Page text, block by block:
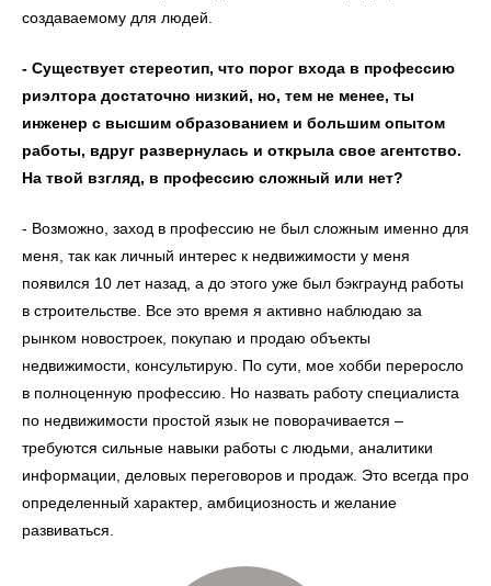
создаваемому для людей.
- Существует стереотип, что порог входа в профессию
риэлтора достаточно низкий, но, тем не менее, ты
инженер с высшим образованием и большим опытом
работы, вдруг развернулась и открыла свое агентство.
На твой взгляд, в профессию сложный или нет?
- Возможно, заход в профессию не был сложным именно для
меня, так как личный интерес к недвижимости у меня
появился 10 лет назад, а до этого уже был бэкграунд работы
в строительстве. Все это время я активно наблюдаю за
рынком новостроек, покупаю и продаю объекты
недвижимости, консультирую. По сути, мое хобби переросло
в полноценную профессию. Но назвать работу специалиста
по недвижимости простой язык не поворачивается –
требуются сильные навыки работы с людьми, аналитики
информации, деловых переговоров и продаж. Это всегда про
определенный характер, амбициозность и желание
развиваться.